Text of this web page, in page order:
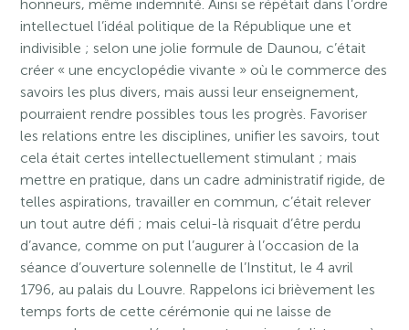
honneurs, même indemnité. Ainsi se répétait dans l’ordre
intellectuel l’idéal politique de la République une et
indivisible ; selon une jolie formule de Daunou, c’était
créer « une encyclopédie vivante » où le commerce des
savoirs les plus divers, mais aussi leur enseignement,
pourraient rendre possibles tous les progrès. Favoriser
les relations entre les disciplines, unifier les savoirs, tout
cela était certes intellectuellement stimulant ; mais
mettre en pratique, dans un cadre administratif rigide, de
telles aspirations, travailler en commun, c’était relever
un tout autre défi ; mais celui-là risquait d’être perdu
d’avance, comme on put l’augurer à l’occasion de la
séance d’ouverture solennelle de l’Institut, le 4 avril
1796, au palais du Louvre. Rappelons ici brièvement les
temps forts de cette cérémonie qui ne laisse de